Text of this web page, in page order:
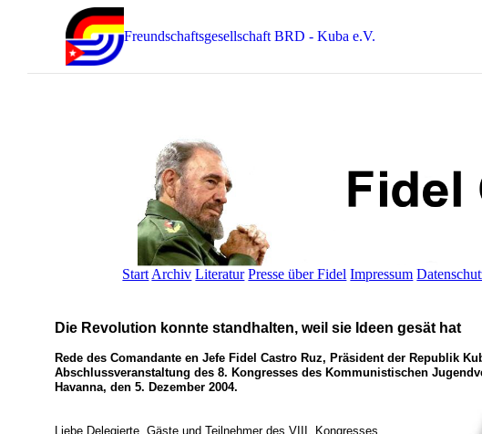
Freundschaftsgesellschaft BRD - Kuba e.V.
Start Archiv Literatur Presse über Fidel Impressum
Die Revolution konnte standhalten, weil sie Ideen gesät hat
Rede des Comandante en Jefe Fidel Castro Ruz, Präsident der Republik
Abschlussveranstaltung des 8. Kongresses des Kommunistischen
Havanna, den 5. Dezember 2004.
Liebe Delegierte, Gäste und Teilnehmer des VIII. Kongresses